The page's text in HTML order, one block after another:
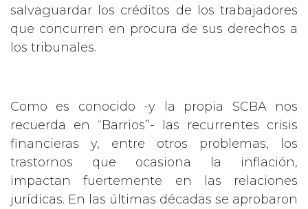
salvaguardar los créditos de los trabajadores
que concurren en procura de sus derechos a
los tribunales.
Como es conocido -y la propia SCBA nos
recuerda en “Barrios”- las recurrentes crisis
financieras y, entre otros problemas, los
trastornos que ocasiona la inflación,
impactan fuertemente en las relaciones
jurídicas. En las últimas décadas se aprobaron